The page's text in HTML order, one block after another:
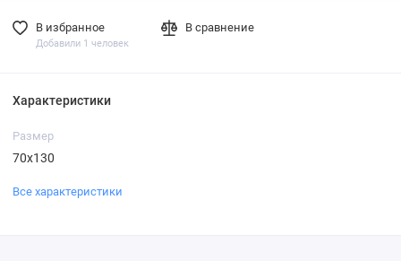
В избранное
Добавили 1 человек
В сравнение
Характеристики
Размер
70х130
Все характеристики